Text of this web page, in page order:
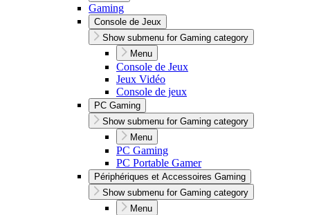
Gaming
Console de Jeux
Show submenu for Gaming category
Menu
Console de Jeux
Jeux Vidéo
Console de jeux
PC Gaming
Show submenu for Gaming category
Menu
PC Gaming
PC Portable Gamer
Périphériques et Accessoires Gaming
Show submenu for Gaming category
Menu